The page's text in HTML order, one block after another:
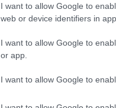
I want to allow Google to
web or device identifiers in
I want to allow Google to
or app.
I want to allow Google to